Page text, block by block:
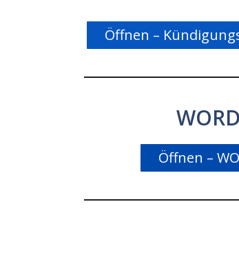
Öffnen –
WORD
Öffnen –